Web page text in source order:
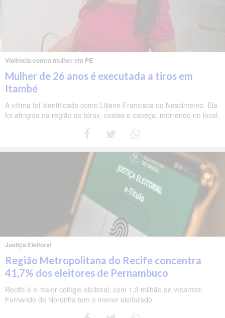
Violência contra mulher em PE
Mulher de 26 anos é executada a tiros em
Itambé
A vítima foi identificada como Liliane Francisca do Nascimento. Ela
foi atingida na região do tórax, costas e cabeça, morrendo no local.
Justiça Eleitoral
Região Metropolitana do Recife concentra
41,7% dos eleitores de Pernambuco
Recife é o maior colégio eleitoral, com 1,2 milhão de votantes;
Fernando de Noronha tem o menor eleitorado